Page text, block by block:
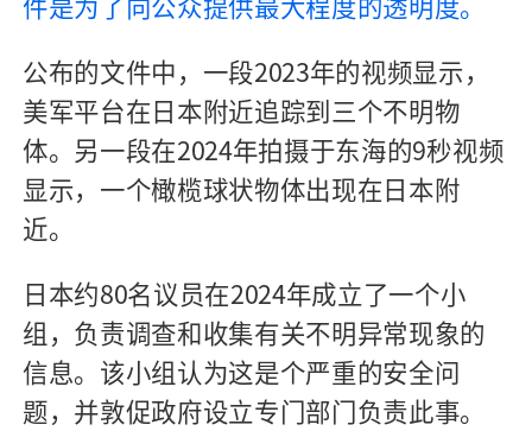
公布的文件中，一段2023年的视频显示，
美军平台在日本附近追踪到三个不明物
体。另一段在2024年拍摄于东海的9秒视频
显示，一个橄榄球状物体出现在日本附
近。
日本约80名议员在2024年成立了一个小
组，负责调查和收集有关不明异常现象的
信息。该小组认为这是个严重的安全问
题，并敦促政府设立专门部门负责此事。